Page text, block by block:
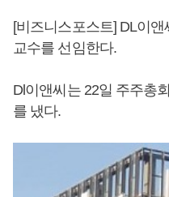
[비즈니스포스트] DL이
교수를 선임한다.
Dl이앤씨는 22일 주주총
를 냈다.